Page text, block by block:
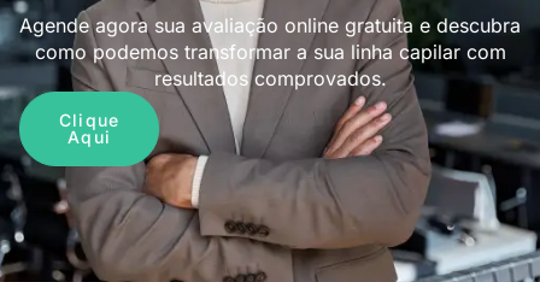
Agende agora sua avaliação online gratuita e descubra
como podemos transformar a sua linha capilar com
resultados comprovados.
Clique
Aqui